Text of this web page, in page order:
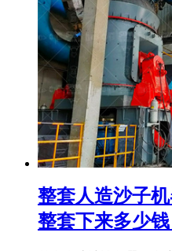
整套人造沙子
整套下来多少